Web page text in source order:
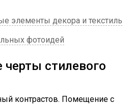
элементы декора и текстиль
фотоидей
стилевого
контрастов. Помещение с